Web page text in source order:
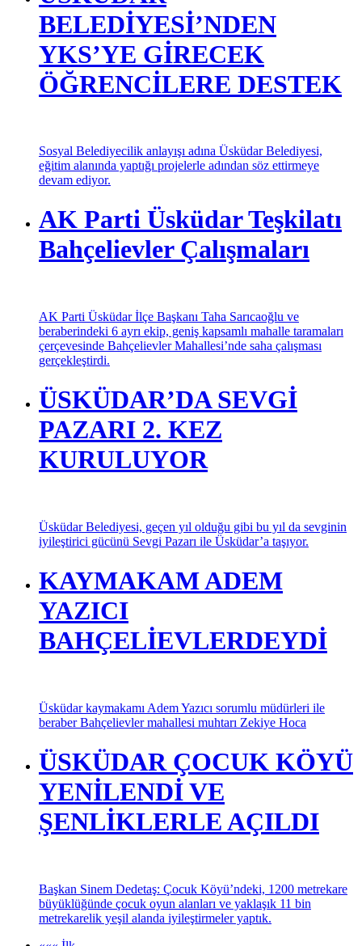
Üsküdar Belediyesi tarafından Ramazan ayına ilişkin
hazırlıklar kapsamında iftar alanları kurulurken, Ramazan
kolileri dağıtılmaya başlandı.
BELEDİYESİ’NDEN
YKS’YE GİRECEK
ÖĞRENCİLERE DESTEK
eğitim alanında yaptığı projelerle adından söz ettirmeye
devam ediyor.
AK Parti Üsküdar Teşkilatı
Bahçelievler Çalışmaları
AK Parti Üsküdar İlçe Başkanı Taha Sarıcaoğlu ve
beraberindeki 6 ayrı ekip, geniş kapsamlı mahalle taramaları
ÜSKÜDAR’DA SEVGİ
PAZARI 2. KEZ
KURULUYOR
iyileştirici gücünü Sevgi Pazarı ile Üsküdar’a taşıyor.
YAZICI
BAHÇELİEVLERDEYDİ
Üsküdar kaymakamı Adem Yazıcı sorumlu müdürleri ile
beraber Bahçelievler mahallesi muhtarı Zekiye Hoca
ÜSKÜDAR ÇOCUK KÖYÜ